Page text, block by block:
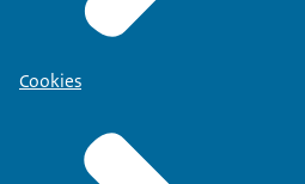
Cookies